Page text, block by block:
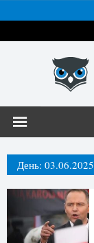
День: 03.06.2025